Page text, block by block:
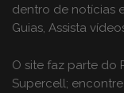
dentro de notícias
Guias, Assista
O site faz parte do
Supercell;